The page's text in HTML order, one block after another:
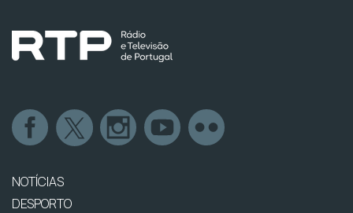
NOTÍCIAS
DESPORTO